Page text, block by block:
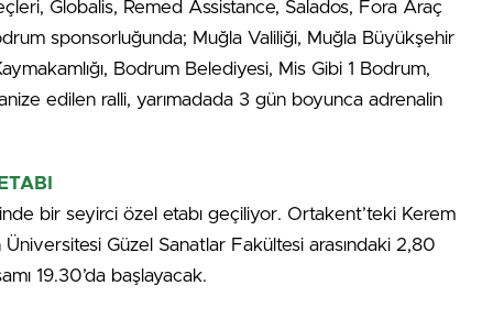
Globalis, Remed Assistance, Salados, Fora Araç
sponsorluğunda; Muğla Valiliği, Muğla Büyükşehir
Bodrum Belediyesi, Mis Gibi 1 Bodrum,
edilen ralli, yarımadada 3 gün boyunca adrenalin
bir seyirci özel etabı geçiliyor. Ortakent’teki Kerem
Üniversitesi Güzel Sanatlar Fakültesi arasındaki 2,80
19.30’da başlayacak.